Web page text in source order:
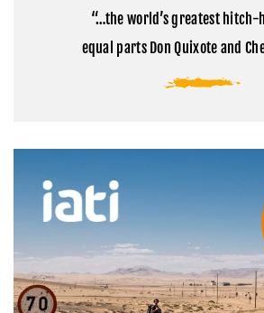
Tibet
base
Everest
en
“…the world’s greatest
equal parts Don Quixote and